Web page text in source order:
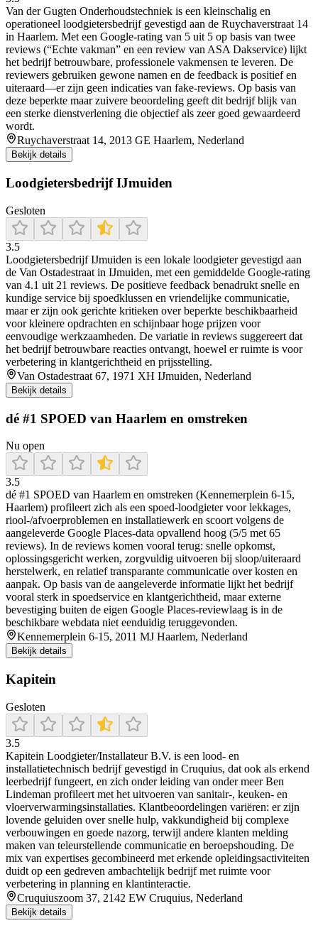
Van der Gugten Onderhoudstechniek is een kleinschalig en
operationeel loodgietersbedrijf gevestigd aan de Ruychaverstraat 14
in Haarlem. Met een Google‑rating van 5 uit 5 op basis van twee
reviews (“Echte vakman” en een review van ASA Dakservice) lijkt
het bedrijf betrouwbare, professionele vakmensen te leveren. De
reviewers gebruiken gewone namen en de feedback is positief en
uiteraard—er zijn geen indicaties van fake‑reviews. Op basis van
deze beperkte maar zuivere beoordeling geeft dit bedrijf blijk van
een sterke dienstverlening die objectief als zeer goed gewaardeerd
wordt.
Ruychaverstraat 14, 2013 GE Haarlem, Nederland
Bekijk details
Loodgietersbedrijf IJmuiden
Gesloten
3.5
Loodgietersbedrijf IJmuiden is een lokale loodgieter gevestigd aan
de Van Ostadestraat in IJmuiden, met een gemiddelde Google-rating
van 4.1 uit 21 reviews. De positieve feedback benadrukt snelle en
kundige service bij spoedklussen en vriendelijke communicatie,
maar er zijn ook gerichte kritieken over beperkte beschikbaarheid
voor kleinere opdrachten en schijnbaar hoge prijzen voor
eenvoudige werkzaamheden. De variatie in reviews suggereert dat
het bedrijf betrouwbare reacties ontvangt, hoewel er ruimte is voor
verbetering in klantgerichtheid en prijsstelling.
Van Ostadestraat 67, 1971 XH IJmuiden, Nederland
Bekijk details
dé #1 SPOED van Haarlem en omstreken
Nu open
3.5
dé #1 SPOED van Haarlem en omstreken (Kennemerplein 6-15,
Haarlem) profileert zich als een spoed-loodgieter voor lekkages,
riool-/afvoerproblemen en installatiewerk en scoort volgens de
aangeleverde Google Places-data opvallend hoog (5/5 met 65
reviews). In de reviews komen vooral terug: snelle opkomst,
oplossingsgericht werken, zorgvuldig uitvoeren bij sloop/uiteraard
herstelwerk, en relatief transparante communicatie over kosten en
aanpak. Op basis van de aangeleverde informatie lijkt het bedrijf
vooral sterk in spoedservice en klantgerichtheid, maar externe
bevestiging buiten de eigen Google Places-reviewlaag is in de
beschikbare webdata niet eenduidig teruggevonden.
Kennemerplein 6-15, 2011 MJ Haarlem, Nederland
Bekijk details
Kapitein
Gesloten
3.5
Kapitein Loodgieter/Installateur B.V. is een lood- en
installatietechnisch bedrijf gevestigd in Cruquius, dat ook als erkend
leerbedrijf fungeert, en zich onder leiding van onder meer Ben
Lindeman profileert met het uitvoeren van sanitair-, keuken- en
vloerverwarmingsinstallaties. Klantbeoordelingen variëren: er zijn
lovende geluiden over snelle hulp, vakkundigheid bij complexe
verbouwingen en goede nazorg, terwijl andere klanten melding
maken van teleurstellende communicatie en beroepshouding. De
mix van expertises gecombineerd met erkende opleidingsactiviteiten
duidt op een gedreven ambachtelijk bedrijf met ruimte voor
verbetering in planning en klantinteractie.
Cruquiuszoom 37, 2142 EW Cruquius, Nederland
Bekijk details